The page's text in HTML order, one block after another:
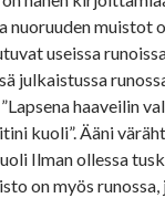
nuoruuden muistot
useissa
julkaistussa
haaveilin
kuoli”. Ääni
Ilman ollessa
on myös runossa,